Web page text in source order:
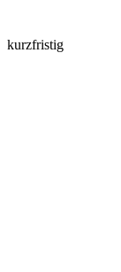
kurzfristig